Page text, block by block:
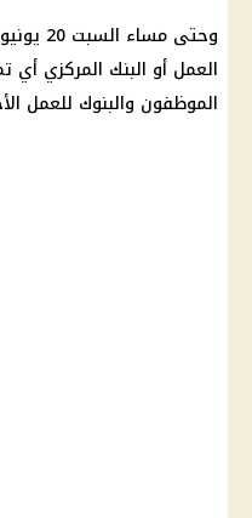
وحتى مساء السبت 20 يونيو 2026، لم تعلن الحكومة أو
العمل أو البنك المركزي أي
الموظفون والبنوك للعمل